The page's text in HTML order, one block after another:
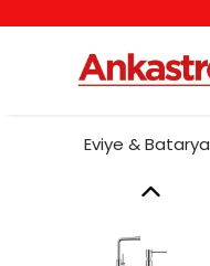
Eviye & Batarya